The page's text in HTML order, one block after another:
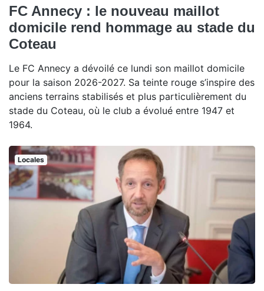
FC Annecy : le nouveau maillot
domicile rend hommage au stade du
Coteau
Le FC Annecy a dévoilé ce lundi son maillot domicile
pour la saison 2026-2027. Sa teinte rouge s’inspire des
anciens terrains stabilisés et plus particulièrement du
stade du Coteau, où le club a évolué entre 1947 et
1964.
Locales